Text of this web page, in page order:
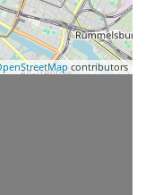
contributors